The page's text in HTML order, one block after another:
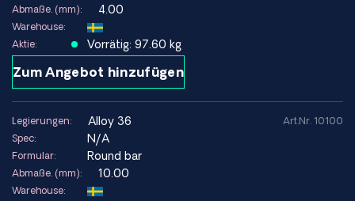
Schnelle weltweite Lieferung aus Europa
Abmaße. (mm): 4.00
Warehouse:
Aktie:
Vorrätig: 97.60 kg
Zum Angebot hinzufügen
Legierungen: alloy 36
Spec: N/A
Formular: Round bar
Abmaße. (mm): 10.00
Warehouse:
Art.Nr. 10100